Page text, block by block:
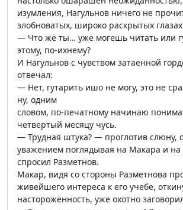
изумления, Нагульнов ничего не
злобноватых, широко раскрытых
— Что же ты… уже могешь читать или
этому, по-ихнему?
И Нагульнов с чувством затаенной
отвечал:
— Нет, гутарить ишо не могу, это не
ну, одним
словом, по-печатному начинаю
четвертый месяцу чусь.
— Трудная штука? — проглотив слюну,
уважением поглядывая на Макара и на
спросил Разметнов.
Макар, видя со стороны Разметнова
живейшего интереса к его учебе,
настороженность, уже охотно